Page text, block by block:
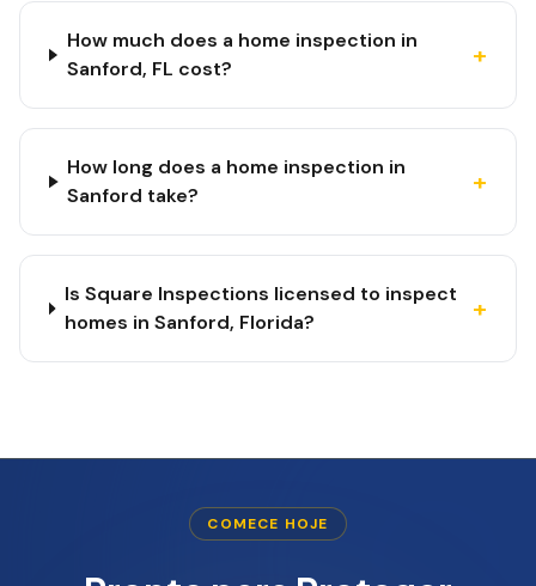
How much does a home inspection in
Sanford, FL cost?
+
How long does a home inspection in
Sanford take?
+
Is Square Inspections licensed to inspect
homes in Sanford, Florida?
+
COMECE HOJE